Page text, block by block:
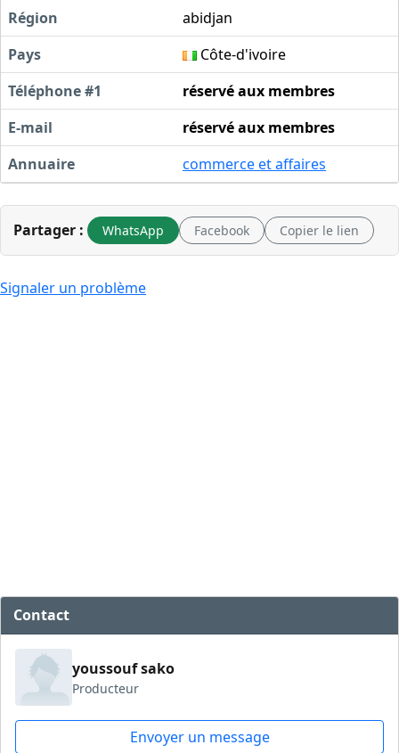
Région
abidjan
Pays
Côte-d'ivoire
Téléphone #1
réservé aux membres
E-mail
réservé aux membres
Annuaire
commerce et affaires
Partager : WhatsApp Facebook Copier le lien
Signaler un problème
Contact
youssouf sako
Producteur
Envoyer un message